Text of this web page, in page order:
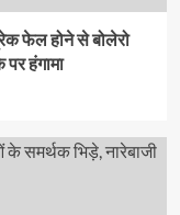
फेल होने से बोलेरो
हंगामा